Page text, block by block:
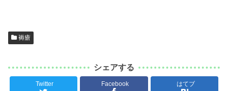
褥瘡
シェアする
Twitter Facebook はてブ